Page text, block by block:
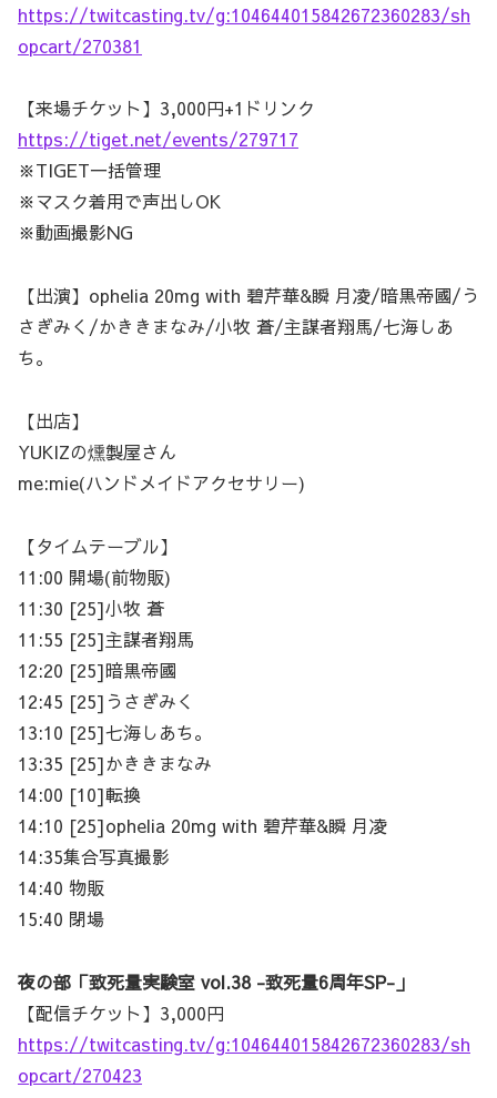
https://twitcasting.tv/g:104644015842672360283/sh
opcart/270381
【来場チケット】3,000円+1ドリンク
https://tiget.net/events/279717
※TIGET一括管理
※マスク着用で声出しOK
※動画撮影NG
【出演】ophelia 20mg with 碧芹華&瞬 月凌/暗黒帝國/う
さぎみく/かききまなみ/小牧 蒼/主謀者翔馬/七海しあ
ち。
【出店】
YUKIZの燻製屋さん
me:mie(ハンドメイドアクセサリー)
【タイムテーブル】
11:00 開場(前物販)
11:30 [25]小牧 蒼
11:55 [25]主謀者翔馬
12:20 [25]暗黒帝國
12:45 [25]うさぎみく
13:10 [25]七海しあち。
13:35 [25]かききまなみ
14:00 [10]転換
14:10 [25]ophelia 20mg with 碧芹華&瞬 月凌
14:35集合写真撮影
14:40 物販
15:40 閉場
夜の部「致死量実験室 vol.38 -致死量6周年SP-」
【配信チケット】3,000円
https://twitcasting.tv/g:104644015842672360283/sh
opcart/270423